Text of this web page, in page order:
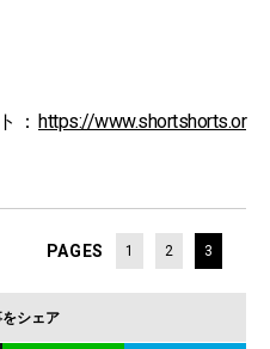
： https://www.shortshorts.or
PAGES 1 2 3
シェア